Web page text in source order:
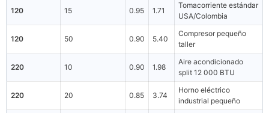
120 15 0.95 1.71
Tomacorriente estándar
USA/Colombia
120 50 0.90 5.40
Compresor pequeño
taller
220 10 0.90 1.98
Aire acondicionado
split 12 000 BTU
220 20 0.85 3.74
Horno eléctrico
industrial pequeño